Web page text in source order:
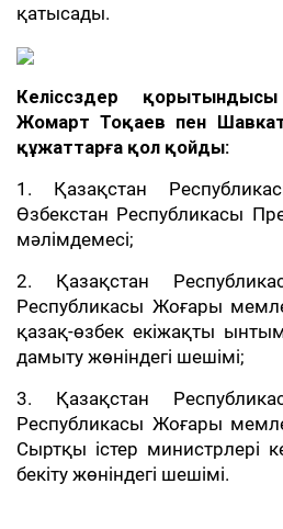
қатысады.
Келіссөздер
Жомарт Тоқаев пен
құжаттарға қол қойды:
1. Қазақстан
Өзбекстан Республикасы
мәлімдемесі;
2. Қазақстан
Республикасы Жоғары
қазақ-өзбек екіжақты
дамыту жөніндегі шешімі;
3. Қазақстан
Республикасы Жоғары
Сыртқы істер министрлері
бекіту жөніндегі шешімі.